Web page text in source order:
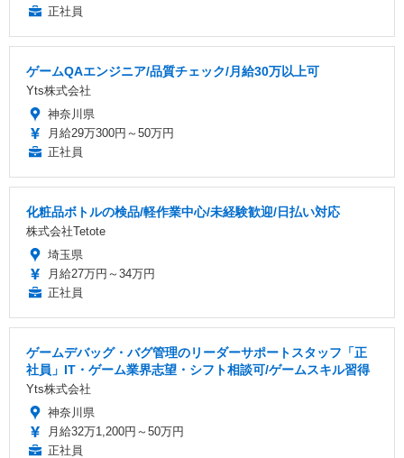
正社員
ゲームQAエンジニア/品質チェック/月給30万以上可
Yts株式会社
神奈川県
月給29万300円～50万円
正社員
化粧品ボトルの検品/軽作業中心/未経験歓迎/日払い対応
株式会社Tetote
埼玉県
月給27万円～34万円
正社員
ゲームデバッグ・バグ管理のリーダーサポートスタッフ「正
社員」IT・ゲーム業界志望・シフト相談可/ゲームスキル習得
Yts株式会社
神奈川県
月給32万1,200円～50万円
正社員